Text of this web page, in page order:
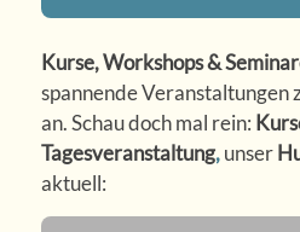
Kurse, Workshops &
spannende Veranstaltungen
an. Schau doch mal rein:
Tagesveranstaltung,unser
aktuell: